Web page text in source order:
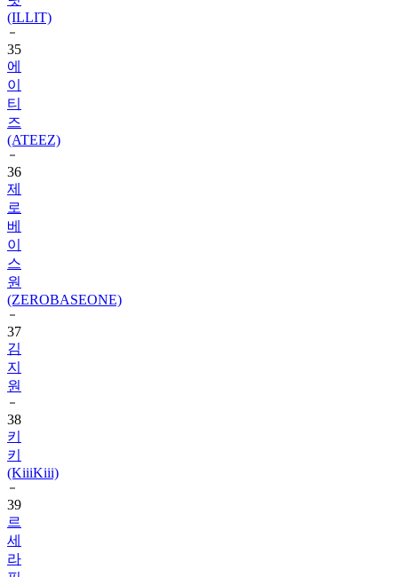
35
에
이
티
즈
(ATEEZ)
36
제
로
베
이
스
원
(ZEROBASEONE)
37
김
지
원
38
키
키
(KiiiKiii)
39
르
세
라
핌
(LE